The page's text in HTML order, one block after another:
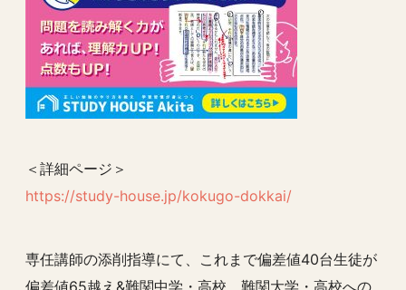
＜詳細ページ＞
https://study-house.jp/kokugo-dokkai/
専任講師の添削指導にて、これまで偏差値40台生徒が